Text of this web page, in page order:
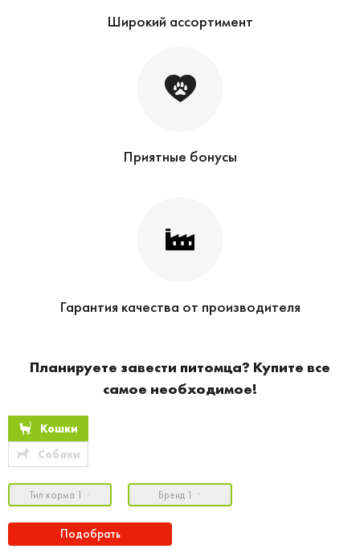
Широкий ассортимент
Приятные бонусы
Гарантия качества от производителя
Планируете завести питомца? Купите все
самое необходимое!
Кошки
Собаки
Тип корма 1 Бренд 1
Подобрать